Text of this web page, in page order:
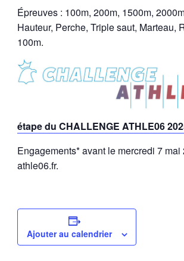
Épreuves : 100m, 200m, 1500m,
Hauteur, Perche, Triple saut, Marteau,
100m.
étape du CHALLENGE ATHLE06
Engagements* avant le mercredi 7
athle06.fr.
Ajouter au calendrier